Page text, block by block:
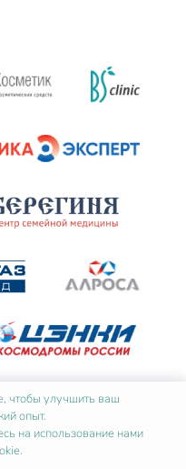
, чтобы улучшить ваш
опыт.
на использование нами